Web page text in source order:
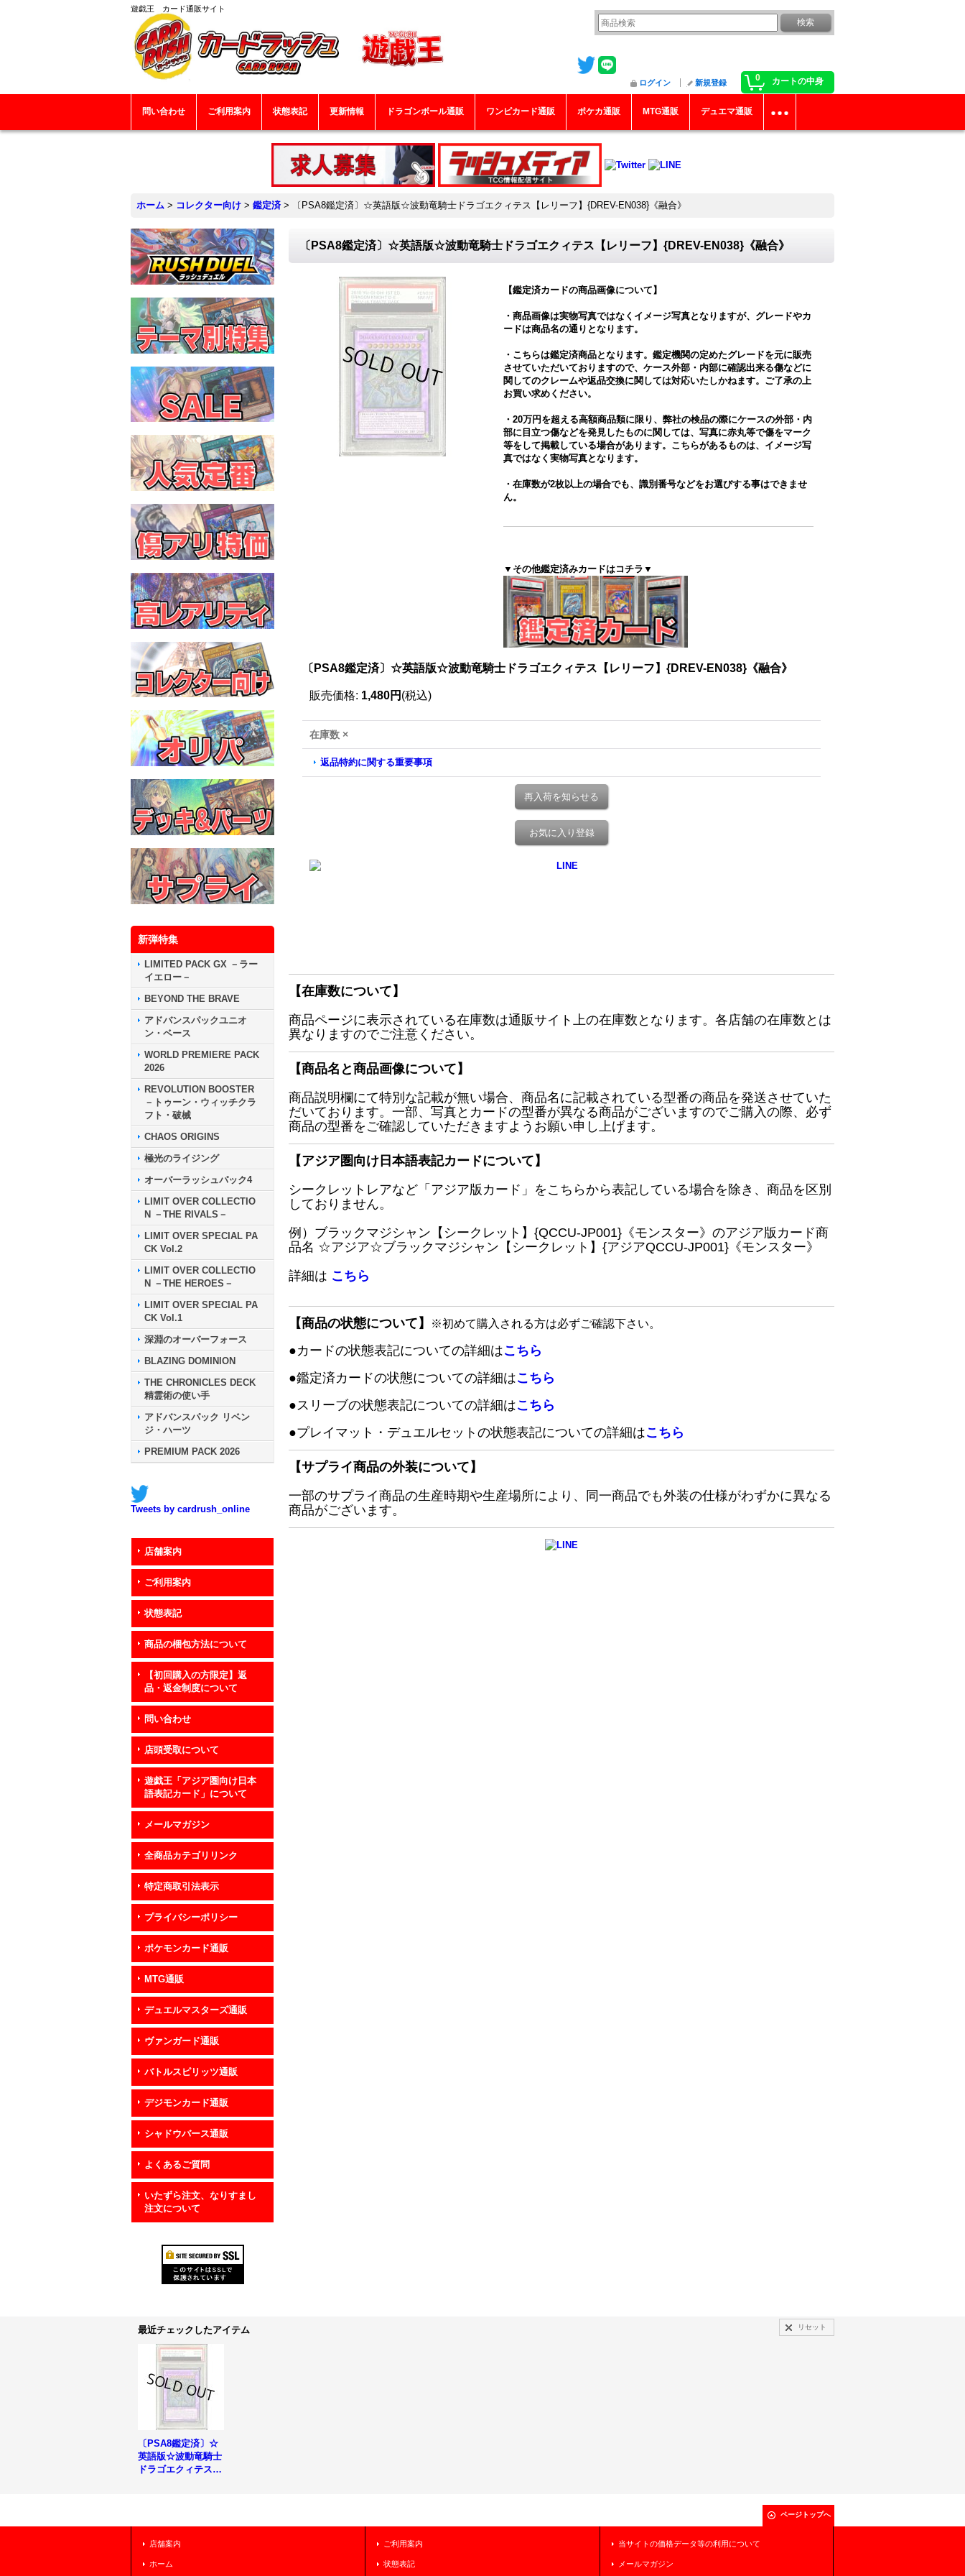
遊戯王 カード通販サイト
0 カートの中身
ログイン 新規登録
問い合わせ ご利用案内 状態表記 更新情報 ドラゴンボール通販 ワンピカード通販 ポケカ通販 MTG通販 デュエマ通販
ホーム > コレクター向け > 鑑定済 > 〔PSA8鑑定済〕☆英語版☆波動竜騎士ドラゴエクィテス【レリーフ】{DREV-EN038}《融合》
新弾特集
LIMITED PACK GX －ラー
イエロー－
BEYOND THE BRAVE
アドバンスパックユニオ
ン・ベース
WORLD PREMIERE PACK
2026
REVOLUTION BOOSTER
－トゥーン・ウィッチクラ
フト・破械
CHAOS ORIGINS
極光のライジング
オーバーラッシュパック4
LIMIT OVER COLLECTIO
N －THE RIVALS－
LIMIT OVER SPECIAL PA
CK Vol.2
LIMIT OVER COLLECTIO
N －THE HEROES－
LIMIT OVER SPECIAL PA
CK Vol.1
深淵のオーバーフォース
BLAZING DOMINION
THE CHRONICLES DECK
精霊術の使い手
アドバンスパック リベン
ジ・ハーツ
PREMIUM PACK 2026
Tweets by cardrush_online
店舗案内
ご利用案内
状態表記
商品の梱包方法について
【初回購入の方限定】返
品・返金制度について
問い合わせ
店頭受取について
遊戯王「アジア圏向け日本
語表記カード」について
メールマガジン
全商品カテゴリリンク
特定商取引法表示
プライバシーポリシー
ポケモンカード通販
MTG通販
デュエルマスターズ通販
ヴァンガード通販
バトルスピリッツ通販
デジモンカード通販
シャドウバース通販
よくあるご質問
いたずら注文、なりすまし
注文について
〔PSA8鑑定済〕☆英語版☆波動竜騎士ドラゴエクィテス【レリーフ】{DREV-EN038}《融合》
【鑑定済カードの商品画像について】
・商品画像は実物写真ではなくイメージ写真となりますが、グレードやカ
ードは商品名の通りとなります。
・こちらは鑑定済商品となります。鑑定機関の定めたグレードを元に販売
させていただいておりますので、ケース外部・内部に確認出来る傷などに
関してのクレームや返品交換に関しては対応いたしかねます。ご了承の上
お買い求めください。
・20万円を超える高額商品類に限り、弊社の検品の際にケースの外部・内
部に目立つ傷などを発見したものに関しては、写真に赤丸等で傷をマーク
等をして掲載している場合があります。こちらがあるものは、イメージ写
真ではなく実物写真となります。
・在庫数が2枚以上の場合でも、識別番号などをお選びする事はできませ
ん。
▼その他鑑定済みカードはコチラ▼
〔PSA8鑑定済〕☆英語版☆波動竜騎士ドラゴエクィテス【レリーフ】{DREV-EN038}《融合》
販売価格: 1,480円 (税込)
在庫数 ×
返品特約に関する重要事項
再入荷を知らせる
お気に入り登録
【在庫数について】
商品ページに表示されている在庫数は通販サイト上の在庫数となります。各店舗の在庫数とは
異なりますのでご注意ください。
【商品名と商品画像について】
商品説明欄にて特別な記載が無い場合、商品名に記載されている型番の商品を発送させていた
だいております。一部、写真とカードの型番が異なる商品がございますのでご購入の際、必ず
商品の型番をご確認していただきますようお願い申し上げます。
【アジア圏向け日本語表記カードについて】
シークレットレアなど「アジア版カード」をこちらから表記している場合を除き、商品を区別
しておりません。
例）ブラックマジシャン【シークレット】{QCCU-JP001}《モンスター》のアジア版カード商
品名 ☆アジア☆ブラックマジシャン【シークレット】{アジアQCCU-JP001}《モンスター》
詳細は こちら
【商品の状態について】 ※初めて購入される方は必ずご確認下さい。
●カードの状態表記についての詳細はこちら
●鑑定済カードの状態についての詳細はこちら
●スリーブの状態表記についての詳細はこちら
●プレイマット・デュエルセットの状態表記についての詳細はこちら
【サプライ商品の外装について】
一部のサプライ商品の生産時期や生産場所により、同一商品でも外装の仕様がわずかに異なる
商品がございます。
最近チェックしたアイテム リセット
〔PSA8鑑定済〕☆
英語版☆波動竜騎士
ドラゴエクィテス
ページトップへ
店舗案内
ホーム
ご利用案内
状態表記
当サイトの価格データ等の利用について
メールマガジン